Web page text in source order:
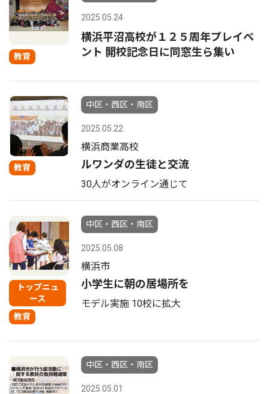
教育
2025.05.24
横浜平沼高校が１２５周年プレイベ
ント 開校記念日に同窓生ら集い
教育
中区・西区・南区
2025.05.22
横浜商業高校
ルワンダの生徒と交流
30人がオンライン通じて
トップニュ
ース
教育
中区・西区・南区
2025.05.08
横浜市
小学生に朝の居場所を
モデル実施 10校に拡大
中区・西区・南区
2025.05.01